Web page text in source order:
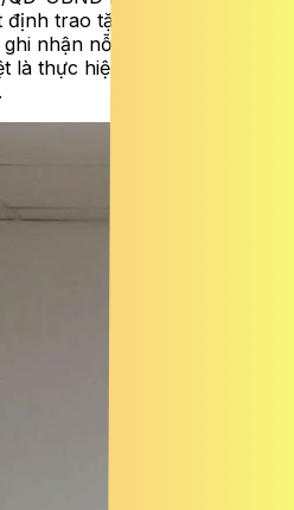
trao tặng Bằng khen cho
nhận nỗ lực trong triển
là thực hiện thành công ca